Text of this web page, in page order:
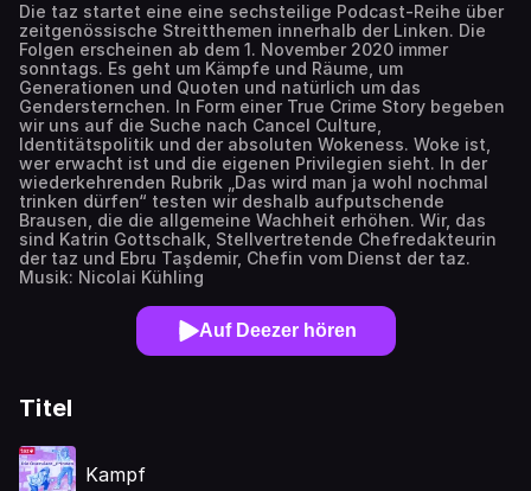
Die taz startet eine eine sechsteilige Podcast-Reihe über
zeitgenössische Streitthemen innerhalb der Linken. Die
Folgen erscheinen ab dem 1. November 2020 immer
sonntags. Es geht um Kämpfe und Räume, um
Generationen und Quoten und natürlich um das
Gendersternchen. In Form einer True Crime Story begeben
wir uns auf die Suche nach Cancel Culture,
Identitätspolitik und der absoluten Wokeness. Woke ist,
wer erwacht ist und die eigenen Privilegien sieht. In der
wiederkehrenden Rubrik „Das wird man ja wohl nochmal
trinken dürfen“ testen wir deshalb aufputschende
Brausen, die die allgemeine Wachheit erhöhen. Wir, das
sind Katrin Gottschalk, Stellvertretende Chefredakteurin
der taz und Ebru Taşdemir, Chefin vom Dienst der taz.
Musik: Nicolai Kühling
Auf Deezer hören
Titel
Kampf